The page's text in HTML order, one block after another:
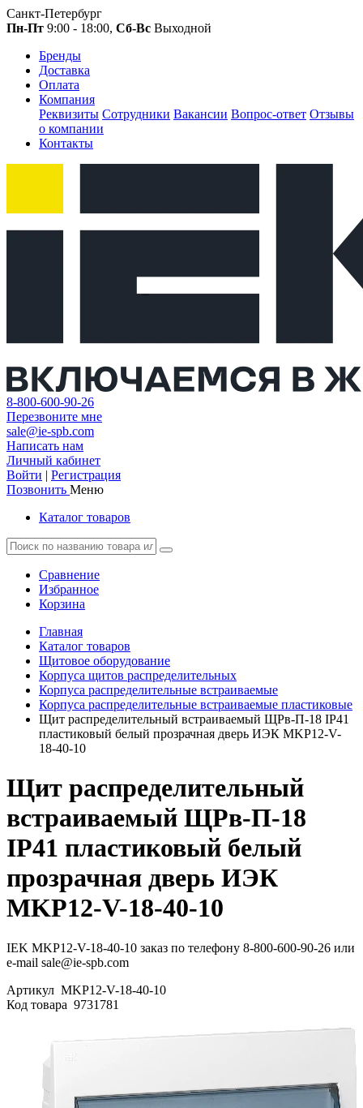
Санкт-Петербург
Пн-Пт 9:00 - 18:00, Сб-Вс Выходной
Бренды
Доставка
Оплата
Компания
Реквизиты Сотрудники Вакансии Вопрос-ответ Отзывы
о компании
Контакты
8-800-600-90-26
Перезвоните мне
sale@ie-spb.com
Написать нам
Личный кабинет
Войти | Регистрация
Позвонить Меню
Каталог товаров
Сравнение
Избранное
Корзина
Главная
Каталог товаров
Щитовое оборудование
Корпуса щитов распределительных
Корпуса распределительные встраиваемые
Корпуса распределительные встраиваемые пластиковые
Щит распределительный встраиваемый ЩРв-П-18 IP41
пластиковый белый прозрачная дверь ИЭК MKP12-V-
18-40-10
Щит распределительный
встраиваемый ЩРв-П-18
IP41 пластиковый белый
прозрачная дверь ИЭК
MKP12-V-18-40-10
IEK MKP12-V-18-40-10 заказ по телефону 8-800-600-90-26 или
e-mail sale@ie-spb.com
Артикул MKP12-V-18-40-10
Код товара 9731781